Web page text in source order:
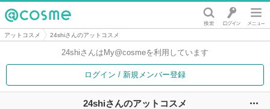
@cosme
アットコスメ 24shiさんのアットコスメ
24shiさんは My@cosmeを利用しています
ログイン / 新規メンバー登録
24shiさんのアットコスメ